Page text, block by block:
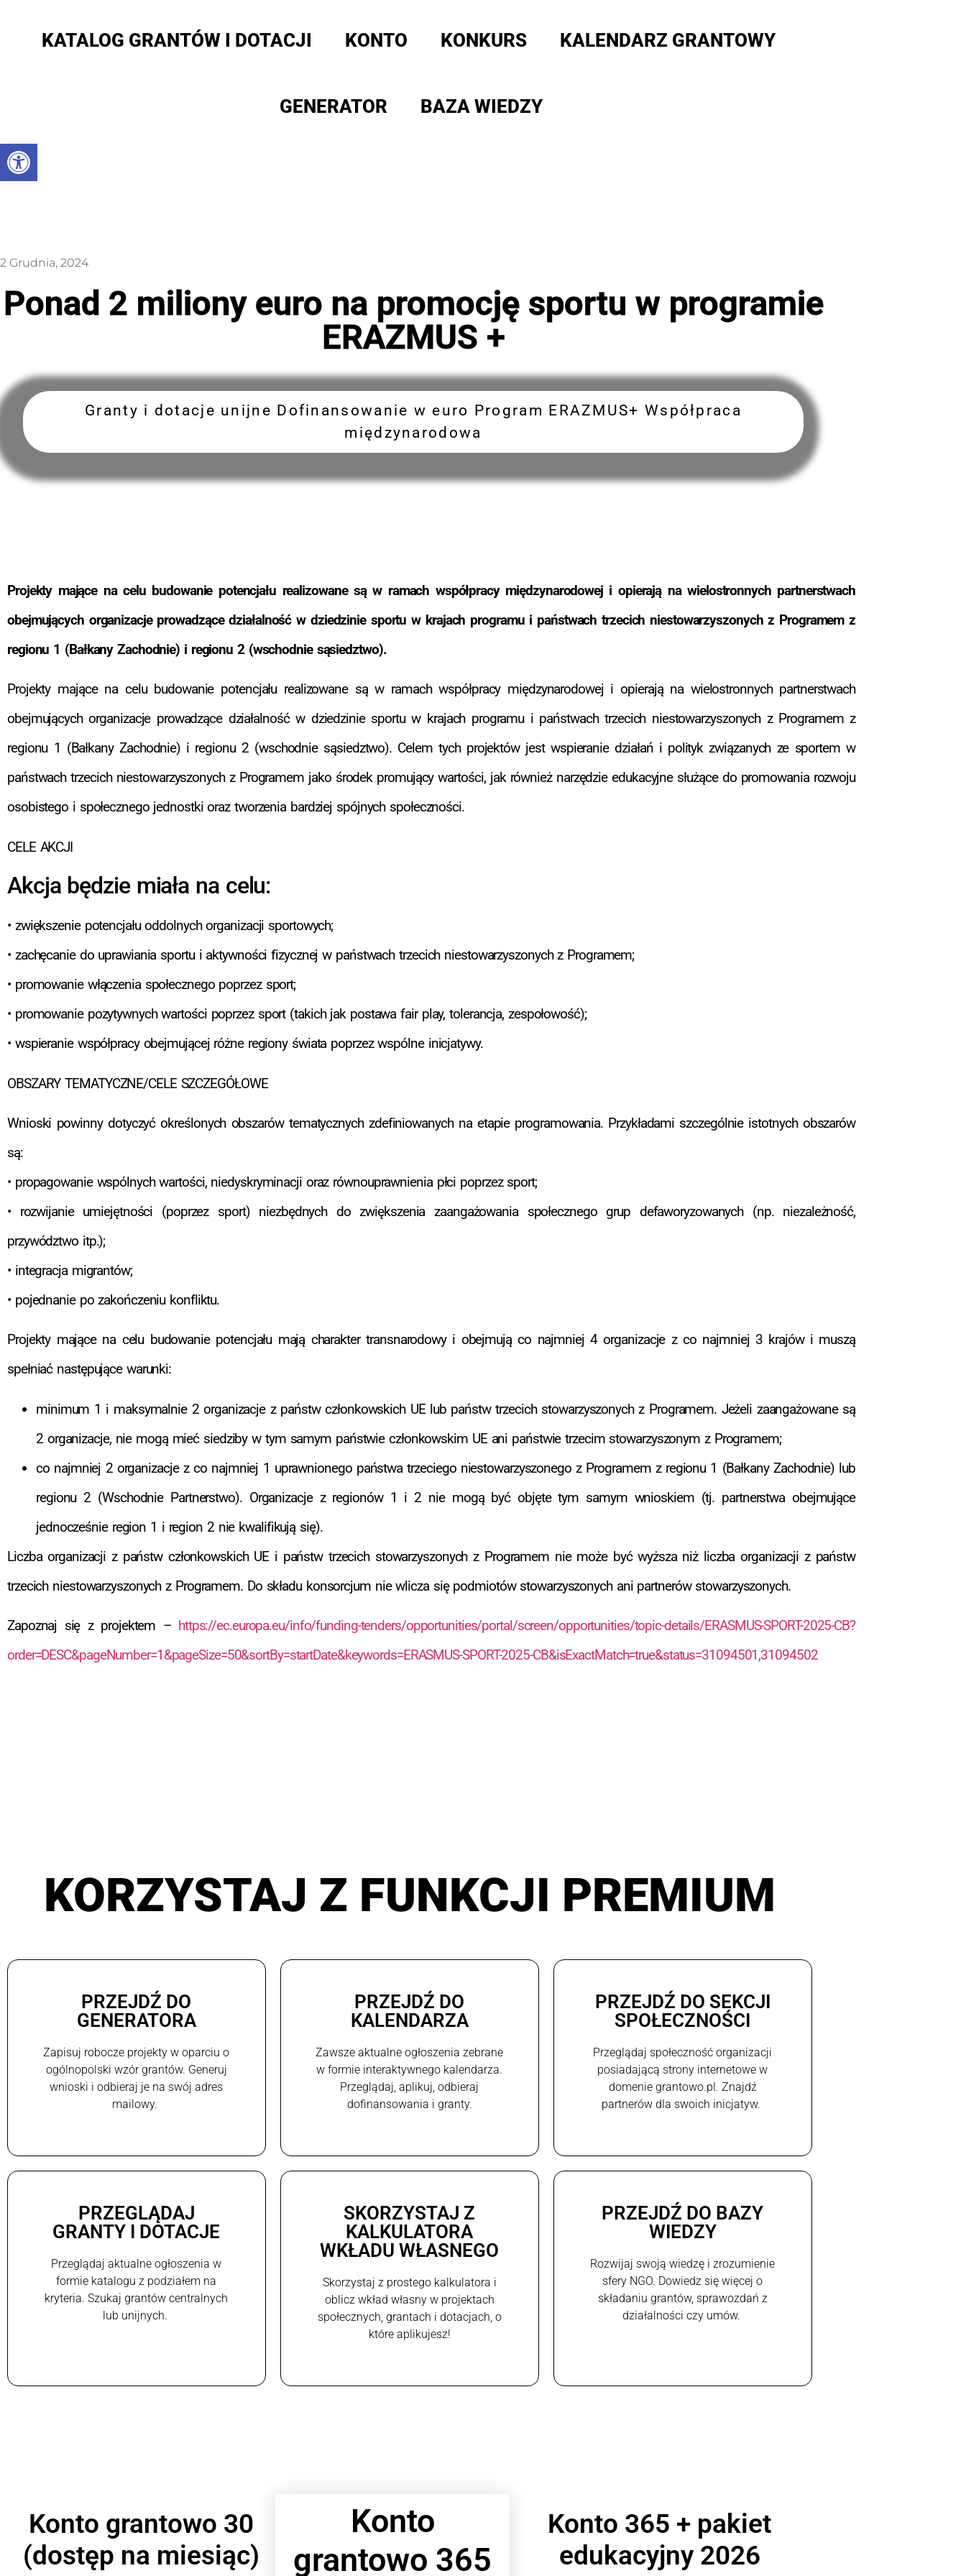
Otwórz pasek narzędzi
KATALOG GRANTÓW I DOTACJI KONTO KONKURS KALENDARZ GRANTOWY
GENERATOR BAZA WIEDZY
2 Grudnia, 2024
Ponad 2 miliony euro na promocję sportu w programie
ERAZMUS +
Granty i dotacje unijne Dofinansowanie w euro Program ERAZMUS+ Współpraca
międzynarodowa
Projekty mające na celu budowanie potencjału realizowane są w ramach współpracy międzynarodowej i opierają na wielostronnych partnerstwach
obejmujących organizacje prowadzące działalność w dziedzinie sportu w krajach programu i państwach trzecich niestowarzyszonych z Programem z
regionu 1 (Bałkany Zachodnie) i regionu 2 (wschodnie sąsiedztwo).
Projekty mające na celu budowanie potencjału realizowane są w ramach współpracy międzynarodowej i opierają na wielostronnych partnerstwach
obejmujących organizacje prowadzące działalność w dziedzinie sportu w krajach programu i państwach trzecich niestowarzyszonych z Programem z
regionu 1 (Bałkany Zachodnie) i regionu 2 (wschodnie sąsiedztwo). Celem tych projektów jest wspieranie działań i polityk związanych ze sportem w
państwach trzecich niestowarzyszonych z Programem jako środek promujący wartości, jak również narzędzie edukacyjne służące do promowania rozwoju
osobistego i społecznego jednostki oraz tworzenia bardziej spójnych społeczności.
CELE AKCJI
Akcja będzie miała na celu:
• zwiększenie potencjału oddolnych organizacji sportowych;
• zachęcanie do uprawiania sportu i aktywności fizycznej w państwach trzecich niestowarzyszonych z Programem;
• promowanie włączenia społecznego poprzez sport;
• promowanie pozytywnych wartości poprzez sport (takich jak postawa fair play, tolerancja, zespołowość);
• wspieranie współpracy obejmującej różne regiony świata poprzez wspólne inicjatywy.
OBSZARY TEMATYCZNE/CELE SZCZEGÓŁOWE
Wnioski powinny dotyczyć określonych obszarów tematycznych zdefiniowanych na etapie programowania. Przykładami szczególnie istotnych obszarów
są:
• propagowanie wspólnych wartości, niedyskryminacji oraz równouprawnienia płci poprzez sport;
• rozwijanie umiejętności (poprzez sport) niezbędnych do zwiększenia zaangażowania społecznego grup defaworyzowanych (np. niezależność,
przywództwo itp.);
• integracja migrantów;
• pojednanie po zakończeniu konfliktu.
Projekty mające na celu budowanie potencjału mają charakter transnarodowy i obejmują co najmniej 4 organizacje z co najmniej 3 krajów i muszą
spełniać następujące warunki:
minimum 1 i maksymalnie 2 organizacje z państw członkowskich UE lub państw trzecich stowarzyszonych z Programem. Jeżeli zaangażowane są
2 organizacje, nie mogą mieć siedziby w tym samym państwie członkowskim UE ani państwie trzecim stowarzyszonym z Programem;
co najmniej 2 organizacje z co najmniej 1 uprawnionego państwa trzeciego niestowarzyszonego z Programem z regionu 1 (Bałkany Zachodnie) lub
regionu 2 (Wschodnie Partnerstwo). Organizacje z regionów 1 i 2 nie mogą być objęte tym samym wnioskiem (tj. partnerstwa obejmujące
jednocześnie region 1 i region 2 nie kwalifikują się).
Liczba organizacji z państw członkowskich UE i państw trzecich stowarzyszonych z Programem nie może być wyższa niż liczba organizacji z państw
trzecich niestowarzyszonych z Programem. Do składu konsorcjum nie wlicza się podmiotów stowarzyszonych ani partnerów stowarzyszonych.
Zapoznaj się z projektem – https://ec.europa.eu/info/funding-tenders/opportunities/portal/screen/opportunities/topic-details/ERASMUS-SPORT-2025-CB?
order=DESC&pageNumber=1&pageSize=50&sortBy=startDate&keywords=ERASMUS-SPORT-2025-CB&isExactMatch=true&status=31094501,31094502
KORZYSTAJ Z FUNKCJI PREMIUM
PRZEJDŹ DO
GENERATORA
Zapisuj robocze projekty w oparciu o
ogólnopolski wzór grantów. Generuj
wnioski i odbieraj je na swój adres
mailowy.
PRZEJDŹ DO
KALENDARZA
Zawsze aktualne ogłoszenia zebrane
w formie interaktywnego kalendarza.
Przeglądaj, aplikuj, odbieraj
dofinansowania i granty.
PRZEJDŹ DO SEKCJI
SPOŁECZNOŚCI
Przeglądaj społeczność organizacji
posiadającą strony internetowe w
domenie grantowo.pl. Znajdź
partnerów dla swoich inicjatyw.
PRZEGLĄDAJ
GRANTY I DOTACJE
Przeglądaj aktualne ogłoszenia w
formie katalogu z podziałem na
kryteria. Szukaj grantów centralnych
lub unijnych.
SKORZYSTAJ Z
KALKULATORA
WKŁADU WŁASNEGO
Skorzystaj z prostego kalkulatora i
oblicz wkład własny w projektach
społecznych, grantach i dotacjach, o
które aplikujesz!
PRZEJDŹ DO BAZY
WIEDZY
Rozwijaj swoją wiedzę i zrozumienie
sfery NGO. Dowiedz się więcej o
składaniu grantów, sprawozdań z
działalności czy umów.
Konto grantowo 30
(dostęp na miesiąc)
Konto
grantowo 365
Konto 365 + pakiet
edukacyjny 2026